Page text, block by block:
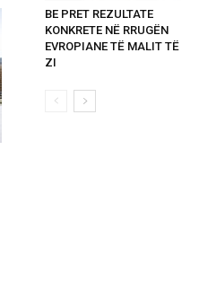
BE PRET REZULTATE
KONKRETE NË RRUGËN
EVROPIANE TË MALIT TË
ZI